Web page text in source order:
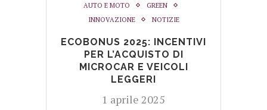
AUTO E MOTO
GREEN
INNOVAZIONE
NOTIZIE
ECOBONUS 2025: INCENTIVI
PER L’ACQUISTO DI
MICROCAR E VEICOLI
LEGGERI
1 aprile 2025